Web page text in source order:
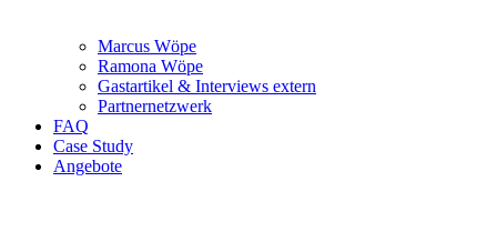
Marcus Wöpe
Ramona Wöpe
Gastartikel & Interviews extern
Partnernetzwerk
FAQ
Case Study
Angebote